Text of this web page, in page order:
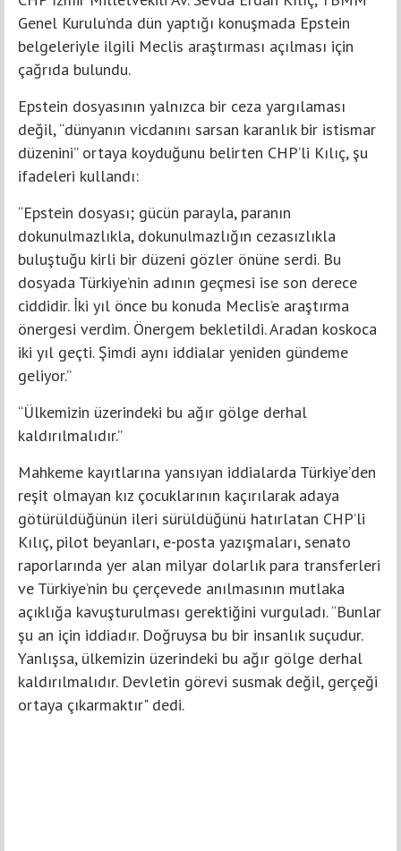
Genel Kurulu’nda dün yaptığı konuşmada Epstein
belgeleriyle ilgili Meclis araştırması açılması için
çağrıda bulundu.
Epstein dosyasının yalnızca bir ceza yargılaması
değil, “dünyanın vicdanını sarsan karanlık bir istismar
düzenini” ortaya koyduğunu belirten CHP’li Kılıç, şu
ifadeleri kullandı:
“Epstein dosyası; gücün parayla, paranın
dokunulmazlıkla, dokunulmazlığın cezasızlıkla
buluştuğu kirli bir düzeni gözler önüne serdi. Bu
dosyada Türkiye’nin adının geçmesi ise son derece
ciddidir. İki yıl önce bu konuda Meclis’e araştırma
önergesi verdim. Önergem bekletildi. Aradan koskoca
iki yıl geçti. Şimdi aynı iddialar yeniden gündeme
geliyor.”
“Ülkemizin üzerindeki bu ağır gölge derhal
kaldırılmalıdır.”
Mahkeme kayıtlarına yansıyan iddialarda Türkiye’den
reşit olmayan kız çocuklarının kaçırılarak adaya
götürüldüğünün ileri sürüldüğünü hatırlatan CHP’li
Kılıç, pilot beyanları, e-posta yazışmaları, senato
raporlarında yer alan milyar dolarlık para transferleri
ve Türkiye’nin bu çerçevede anılmasının mutlaka
açıklığa kavuşturulması gerektiğini vurguladı. “Bunlar
şu an için iddiadır. Doğruysa bu bir insanlık suçudur.
Yanlışsa, ülkemizin üzerindeki bu ağır gölge derhal
kaldırılmalıdır. Devletin görevi susmak değil, gerçeği
ortaya çıkarmaktır" dedi.